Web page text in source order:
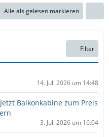
Alle als gelesen markieren
Filter
14. Juli 2026 um 14:48
Balkonkabine zum Preis
3. Juli 2026 um 16:04